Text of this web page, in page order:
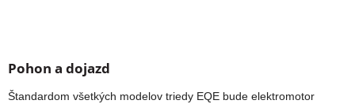
Pohon a dojazd
Štandardom všetkých modelov triedy EQE bude elektromotor